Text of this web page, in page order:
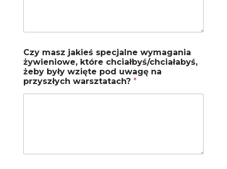
Czy masz jakieś specjalne wymagania
żywieniowe, które chciałbyś/chciałabyś,
żeby były wzięte pod uwagę na
przyszłych warsztatach? *